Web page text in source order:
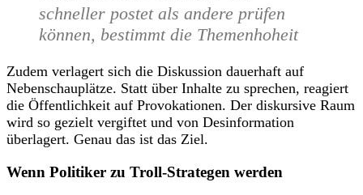
schneller postet als andere prüfen
können, bestimmt die Themenhoheit
Zudem verlagert sich die Diskussion dauerhaft auf
Nebenschauplätze. Statt über Inhalte zu sprechen, reagiert
die Öffentlichkeit auf Provokationen. Der diskursive Raum
wird so gezielt vergiftet und von Desinformation
überlagert. Genau das ist das Ziel.
Wenn Politiker zu Troll-Strategen werden